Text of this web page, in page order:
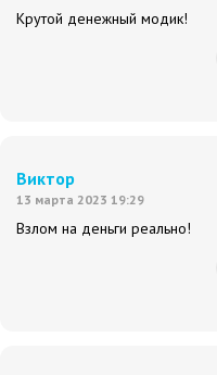
Крутой денежный модик!
Виктор
13 марта 2023 19:29
Взлом на деньги реально!